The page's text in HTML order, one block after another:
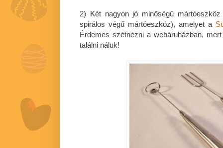
2) Két nagyon jó minőségű
spirálos végű mártóeszköz), amelyet a
Érdemes szétnézni a webáruházban,
találni náluk!